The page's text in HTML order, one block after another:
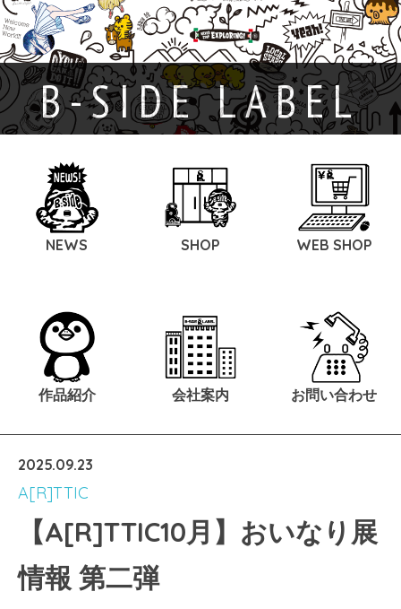
B-SIDE LABEL
NEWS SHOP WEB SHOP
作品紹介 会社案内 お問い合わせ
2025.09.23
A[R]TTIC
【A[R]TTIC10月】おいなり展
情報 第二弾